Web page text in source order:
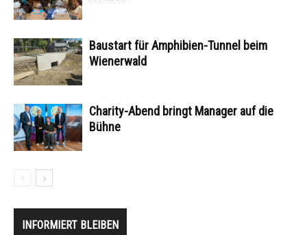
Baustart für Amphibien-Tunnel beim
Wienerwald
Charity-Abend bringt Manager auf die
Bühne
INFORMIERT BLEIBEN